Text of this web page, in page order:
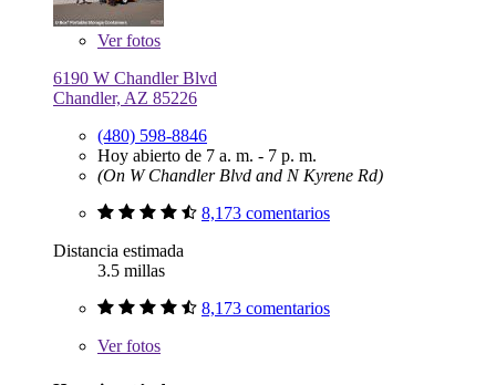
Verfotos
6190 W Chandler Blvd
Chandler, AZ 85226
(480) 598-8846
Hoy abierto de 7 a. m. - 7 p. m.
(On W Chandler Blvd and N Kyrene Rd)
8,173 comentarios
Distancia estimada
3.5 millas
8,173 comentarios
Verfotos